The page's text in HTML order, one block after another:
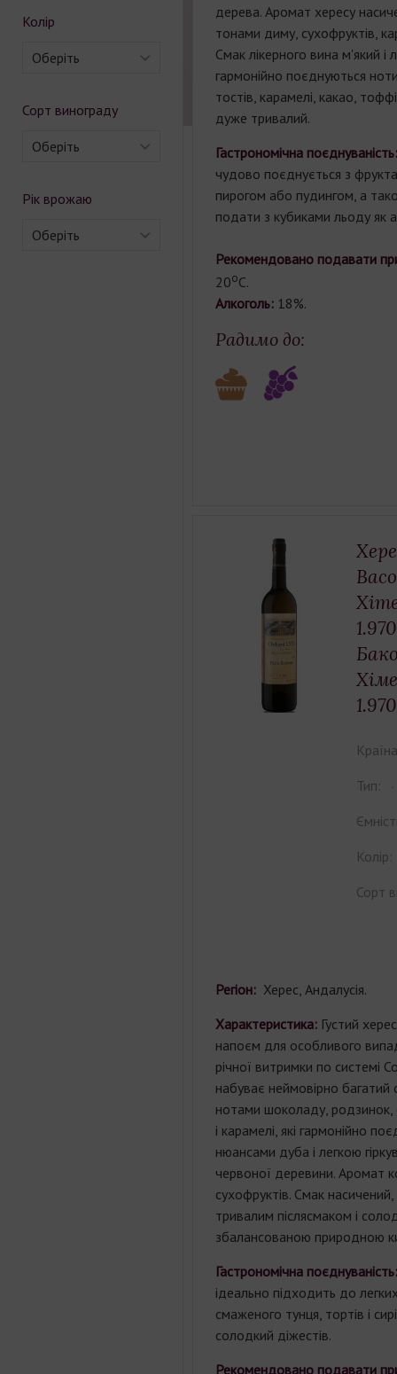
Колір
Оберіть
Сорт винограду
Оберіть
Рік врожаю
Оберіть
дерева. Аромат хересу
тонами диму, сухофруктів,
Смак лікерного вина м'який і
гармонійно поєднуються
тостів, карамелі, какао, тоффі
дуже тривалий.
Гастрономічна поєднуваність:
чудово поєднується з
пирогом або пудингом, а
подати з кубиками льоду як
Рекомендовано подавати
20оС.
Алкоголь:18%.
Радимо до:
Тип:
Колір:
Сорт
Регіон: Херес, Андалусія.
Характеристика: Густий
напоєм для особливого
річної витримки по системі
набуває неймовірно багатий
нотами шоколаду, родзинок,
і карамелі, які гармонійно
нюансами дуба і легкою
червоної деревини. Аромат
сухофруктів. Смак насичений,
тривалим післясмаком і
збалансованою природною
Гастрономічна поєднуваність:
ідеально підходить до
смаженого тунця, тортів і
солодкий діжестів.
Рекомендовано подавати